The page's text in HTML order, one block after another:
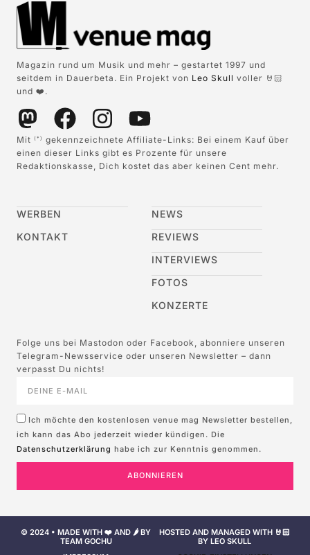
Magazin rund um Musik und mehr – gestartet 1997 und
seitdem in Dauerbeta. Ein Projekt von Leo Skull voller 🤘🏻
und ❤️.
Mit (*)
gekennzeichnete Affiliate-Links: Bei einem Kauf über
einen dieser Links gibt es Prozente für unsere
Redaktionskasse, Dich kostet das aber keinen Cent mehr.
WERBEN
KONTAKT
NEWS
REVIEWS
INTERVIEWS
FOTOS
KONZERTE
Folge uns bei Mastodon oder Facebook, abonniere unseren
Telegram-Newsservice oder unseren Newsletter – dann
verpasst Du nichts!
Ich möchte den kostenlosen venue mag Newsletter bestellen,
ich kann das Abo jederzeit wieder kündigen. Die
Datenschutzerklärung habe ich zur Kenntnis genommen.
ABONNIEREN
© 2024 • MADE WITH ❤️ AND 🌶️ BY
TEAM GOCHU
HOSTED AND MANAGED WITH 🤘🏻
BY LEO SKULL